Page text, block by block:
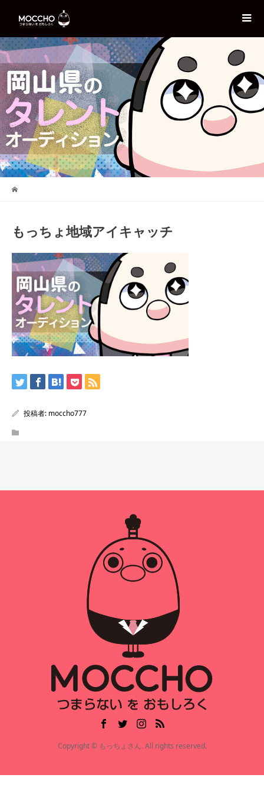
もっちょ地域アイキャッチ
投稿者: moccho777
Copyright © もっちょさん. All rights reserved.